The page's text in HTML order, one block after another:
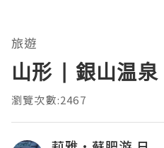
旅遊
山形 | 銀山温泉
瀏覽次數:2467